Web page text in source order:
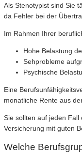
Als Stenotypist sind Sie
da Fehler bei der
Im Rahmen Ihrer
Hohe Belastung
Sehprobleme
Psychische
Eine
monatliche Rente aus
Sie sollten auf jeden
Versicherung mit guten
Welche